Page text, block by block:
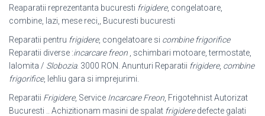
Reaparatii reprezentanta bucuresti frigidere, congelatoare,
combine, lazi, mese reci,, Bucuresti bucuresti
Reparatii pentru frigidere, congelatoare si combine frigorifice
Reparatii diverse :incarcare freon , schimbari motoare, termostate,
Ialomita / Slobozia. 3000 RON. Anunturi Reparatii frigidere, combine
frigorifice, lehliu gara si imprejurimi.
Reparatii Frigidere, Service Incarcare Freon , Frigotehnist Autorizat
Bucuresti .. Achizitionam masini de spalat frigideredefecte galati